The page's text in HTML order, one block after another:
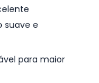
suave e
para maior